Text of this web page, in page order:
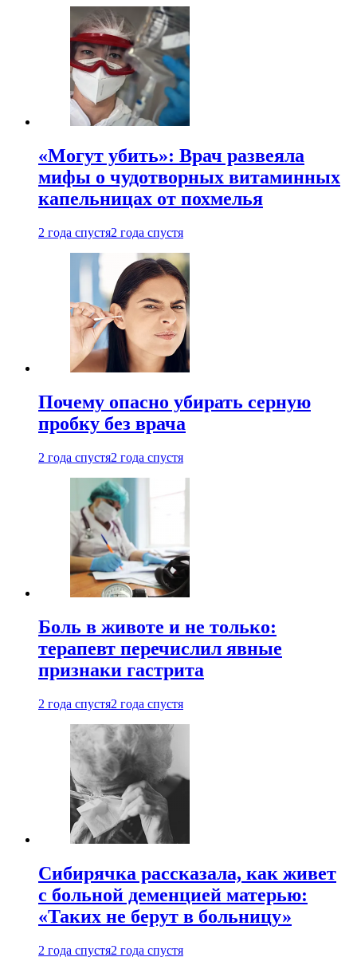
«Могут убить»: Врач развеяла
мифы о чудотворных витаминных
капельницах от похмелья
2 года спустя2 года спустя
Почему опасно убирать серную
пробку без врача
2 года спустя2 года спустя
Боль в животе и не только:
терапевт перечислил явные
признаки гастрита
2 года спустя2 года спустя
Сибирячка рассказала, как живет
с больной деменцией матерью:
«Таких не берут в больницу»
2 года спустя2 года спустя